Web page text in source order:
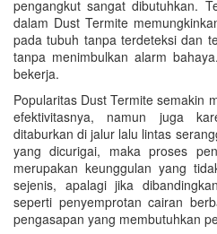
pengangkut sangat dibutuhkan.
dalam Dust Termite
pada tubuh tanpa terdeteksi dan
tanpa menimbulkan alarm
bekerja.
Popularitas Dust Termite semakin
efektivitasnya, namun juga
ditaburkan di jalur lalu lintas
yang dicurigai, maka proses
merupakan keunggulan yang
sejenis, apalagi jika
seperti penyemprotan cairan
pengasapan yang membutuhkan